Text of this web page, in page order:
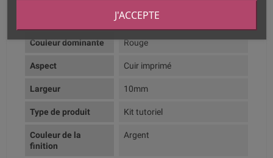
argent
Couleur dominante Rouge
Aspect Cuir imprimé
Largeur 10mm
Type de produit Kit tutoriel
Couleur de la
finition
Argent
J'ACCEPTE